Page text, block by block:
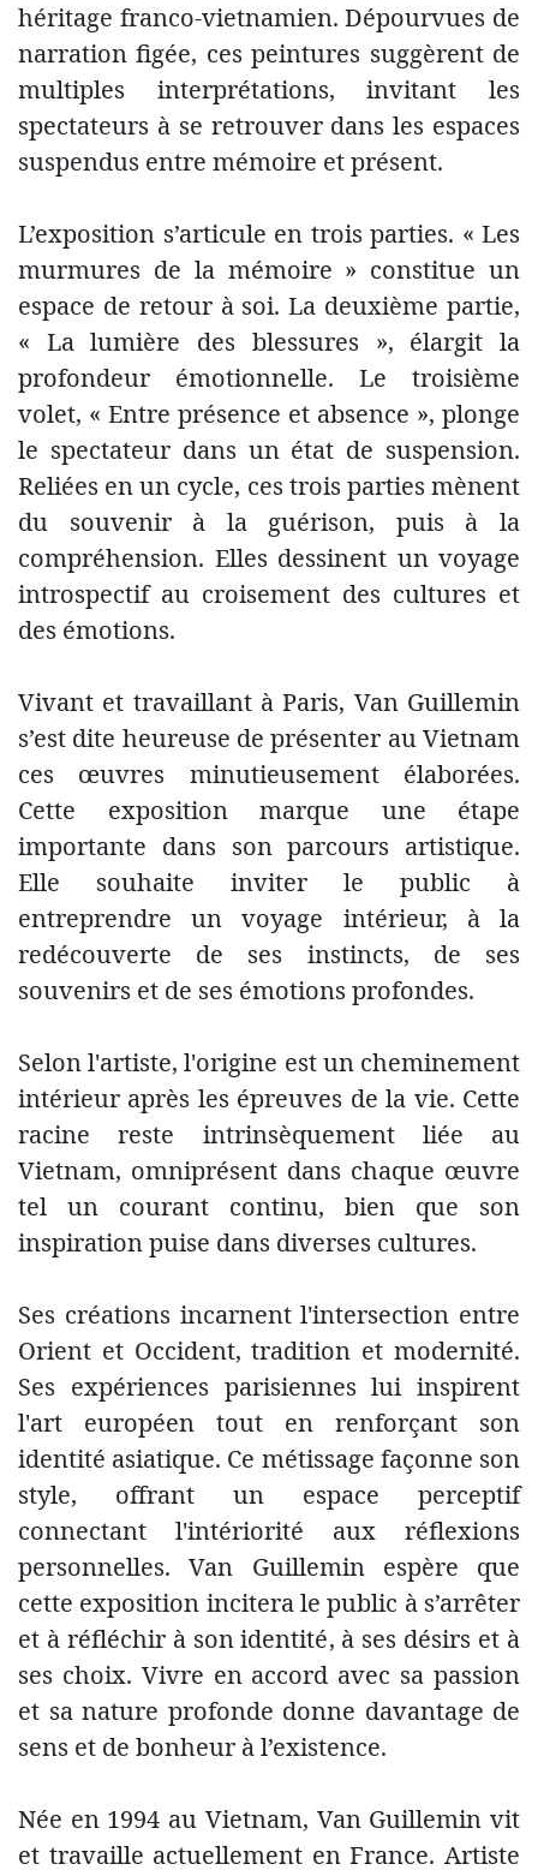
héritage franco-vietnamien. Dépourvues de
narration figée, ces peintures suggèrent de
multiples interprétations, invitant les
spectateurs à se retrouver dans les espaces
suspendus entre mémoire et présent.
L’exposition s’articule en trois parties. « Les
murmures de la mémoire » constitue un
espace de retour à soi. La deuxième partie,
« La lumière des blessures », élargit la
profondeur émotionnelle. Le troisième
volet, « Entre présence et absence », plonge
le spectateur dans un état de suspension.
Reliées en un cycle, ces trois parties mènent
du souvenir à la guérison, puis à la
compréhension. Elles dessinent un voyage
introspectif au croisement des cultures et
des émotions.
Vivant et travaillant à Paris, Van Guillemin
s’est dite heureuse de présenter au Vietnam
ces œuvres minutieusement élaborées.
Cette exposition marque une étape
importante dans son parcours artistique.
Elle souhaite inviter le public à
entreprendre un voyage intérieur, à la
redécouverte de ses instincts, de ses
souvenirs et de ses émotions profondes.
Selon l'artiste, l'origine est un cheminement
intérieur après les épreuves de la vie. Cette
racine reste intrinsèquement liée au
Vietnam, omniprésent dans chaque œuvre
tel un courant continu, bien que son
inspiration puise dans diverses cultures.
Ses créations incarnent l'intersection entre
Orient et Occident, tradition et modernité.
Ses expériences parisiennes lui inspirent
l'art européen tout en renforçant son
identité asiatique. Ce métissage façonne son
style, offrant un espace perceptif
connectant l'intériorité aux réflexions
personnelles. Van Guillemin espère que
cette exposition incitera le public à s’arrêter
et à réfléchir à son identité, à ses désirs et à
ses choix. Vivre en accord avec sa passion
et sa nature profonde donne davantage de
sens et de bonheur à l’existence.
Née en 1994 au Vietnam, Van Guillemin vit
et travaille actuellement en France. Artiste